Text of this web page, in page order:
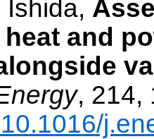
Ishida,
and
, 214,